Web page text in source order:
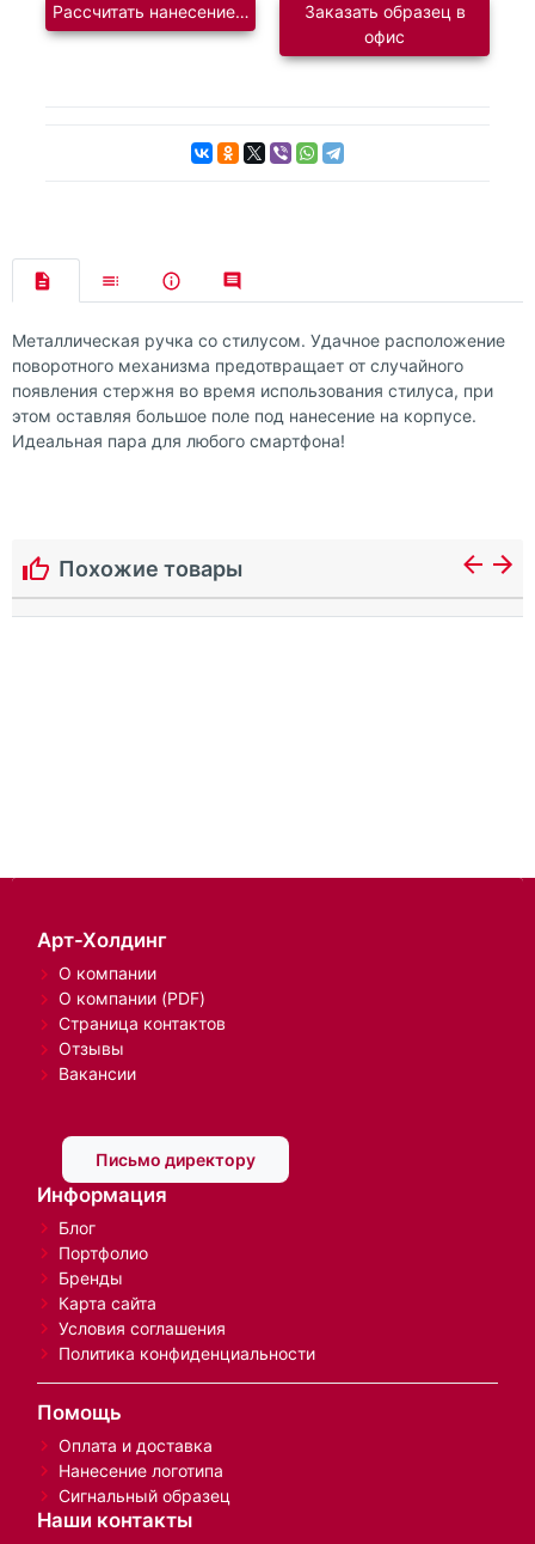
Рассчитать нанесение логотипаЗаказать образец в
офис
Металлическая ручка со стилусом. Удачное расположение
поворотного механизма предотвращает от случайного
появления стержня во время использования стилуса, при
этом оставляя большое поле под нанесение на корпусе.
Идеальная пара для любого смартфона!
Похожие товары
Арт-Холдинг
О компании
О компании (PDF)
Страница контактов
Отзывы
Вакансии
Письмо директору
Информация
Блог
Портфолио
Бренды
Карта сайта
Условия соглашения
Политика конфиденциальности
Помощь
Оплата и доставка
Нанесение логотипа
Сигнальный образец
Наши контакты